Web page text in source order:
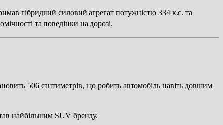
гібридний силовий агрегат потужністю 334 к.с. та
та поведінки на дорозі.
506 сантиметрів, що робить автомобіль навіть довшим
найбільшим SUV бренду.